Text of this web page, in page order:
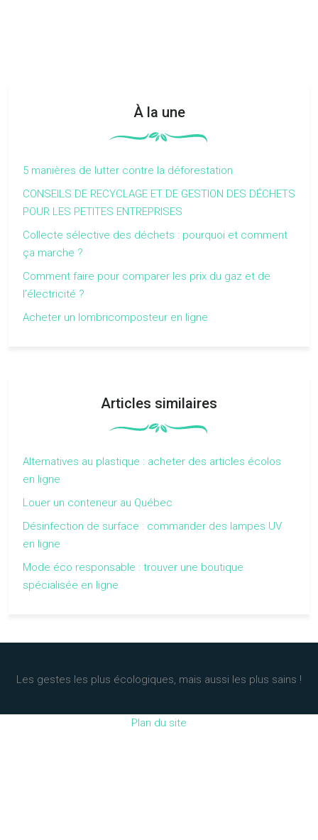
À la une
5 manières de lutter contre la déforestation
CONSEILS DE RECYCLAGE ET DE GESTION DES DÉCHETS
POUR LES PETITES ENTREPRISES
Collecte sélective des déchets : pourquoi et comment
ça marche ?
Comment faire pour comparer les prix du gaz et de
l’électricité ?
Acheter un lombricomposteur en ligne
Articles similaires
Alternatives au plastique : acheter des articles écolos
en ligne
Louer un conteneur au Québec
Désinfection de surface : commander des lampes UV
en ligne
Mode éco responsable : trouver une boutique
spécialisée en ligne
Les gestes les plus écologiques, mais aussi les plus sains !
Plan du site